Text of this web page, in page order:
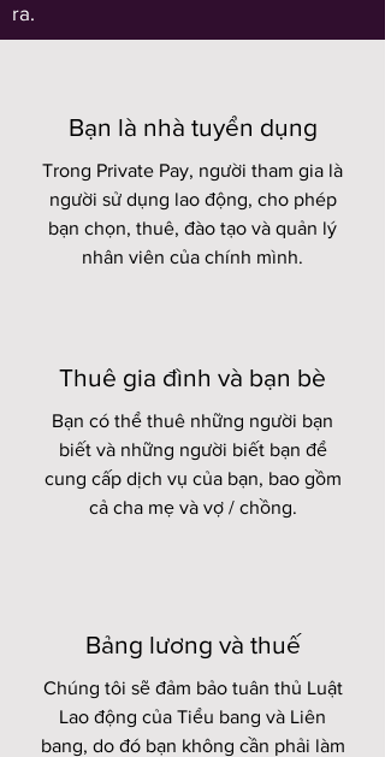
ra.
Bạn là nhà tuyển dụng
Trong Private Pay, người tham gia là
người sử dụng lao động, cho phép
bạn chọn, thuê, đào tạo và quản lý
nhân viên của chính mình.
Thuê gia đình và bạn bè
Bạn có thể thuê những người bạn
biết và những người biết bạn để
cung cấp dịch vụ của bạn, bao gồm
cả cha mẹ và vợ / chồng.
Bảng lương và thuế
Chúng tôi sẽ đảm bảo tuân thủ Luật
Lao động của Tiểu bang và Liên
bang, do đó bạn không cần phải làm